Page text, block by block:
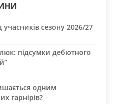
учасників сезону 2026/27
підсумки дебютного
одним
гарнірів?